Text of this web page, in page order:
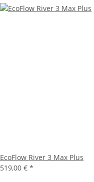
EcoFlow River 3 Max Plus
519,00 € *